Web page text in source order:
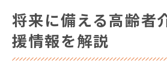
将来に備える高齢者
援情報を解説